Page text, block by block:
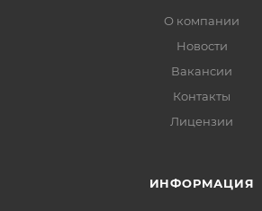
О компании
Новости
Вакансии
Контакты
Лицензии
ИНФОРМАЦИЯ